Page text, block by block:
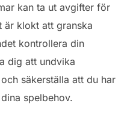
kan ta ut avgifter för
är klokt att granska
kontrollera din
dig att undvika
säkerställa att du har
spelbehov.